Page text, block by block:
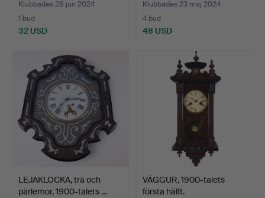
Klubbades 28 jun 2024
1 bud
32 USD
Klubbades 23 maj 2024
4 bud
48 USD
LEJAKLOCKA, trä och
pärlemor, 1900-talets …
VÄGGUR, 1900-talets
första hälft.